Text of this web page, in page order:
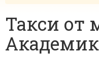
Такси от